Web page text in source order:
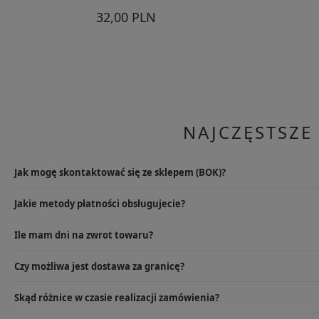
32,00 PLN
Jak mogę skontaktować się ze sklepem (BOK)?
Najlepszym rozwiązaniem będzie wysłanie e-maila na
9.00-17.00, pod numerem +48 533 372 997.
Jakie metody płatności obsługujecie?
W przypadku sklepu stacjonarnego oczywiście kartą lub gotówką,
Ile mam dni na zwrot towaru?
Zwroty zamówień online ustawowo powinny odbywać się do 14 dni,
do 30 dni liczone od dnia zakupu.
Czy możliwa jest dostawa za granicę?
Tak, oferujemy dostawę na terenie całej Unii Europejskiej, korzystamy z
Skąd różnice w czasie realizacji zamówienia?